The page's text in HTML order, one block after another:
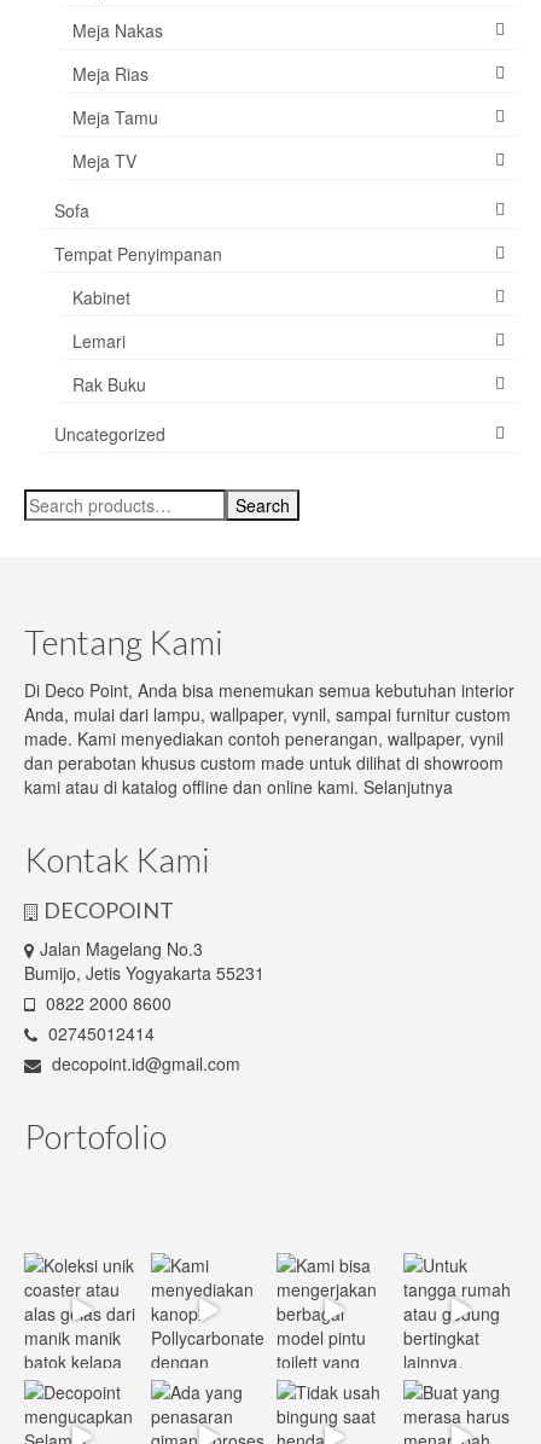
Meja Nakas
Meja Rias
Meja Tamu
Meja TV
Sofa
Tempat Penyimpanan
Kabinet
Lemari
Rak Buku
Uncategorized
Search
for:
Search
Tentang Kami
Di Deco Point, Anda bisa menemukan semua kebutuhan interior
Anda, mulai dari lampu, wallpaper, vynil, sampai furnitur custom
made. Kami menyediakan contoh penerangan, wallpaper, vynil
dan perabotan khusus custom made untuk dilihat di showroom
kami atau di katalog offline dan online kami. Selanjutnya
Kontak Kami
DECOPOINT
Jalan Magelang No.3
Bumijo, Jetis Yogyakarta 55231
0822 2000 8600
02745012414
decopoint.id@gmail.com
Portofolio